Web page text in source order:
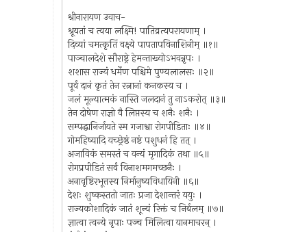
श्रीनारायण उवाच-
श्रूयतां च त्वया लक्ष्मि! पातिव्रत्यपरायणाम् ।
दिव्यां चमत्कृतिं वक्ष्ये पापतापविनाशिनीम् ॥१॥
पाञ्चालदेशे सौराष्ट्रे हेमन्ताख्योऽभवन्नृपः ।
शशास राज्यं धर्मेण पश्चिमे पुण्यलालसः ॥२॥
पूर्वं दानं कृतं तेन रत्नानां कनकस्य च ।
जलं मूल्यात्मकं नास्ति जलदानं तु नाऽकरोत् ॥३॥
तेन दोषेण राज्ञो वै लिप्तस्य च शनैः शनैः ।
सम्पद्धानिर्जायते स्म गजाश्वा रोगपीडिताः ॥४॥
गोमहिष्यादि यच्छ्रेष्ठं नष्टं पशुधनं हि तत् ।
अजाविकं समस्तं च वन्यं मृगादिकं तथा ॥५॥
रोगप्रपीडितं सर्वं विनाशमगमच्छनैः ।
अनावृष्टिरभूत्तस्य निर्मानुष्यविधायिनी ॥६॥
देशः शुष्कस्ततो जातः प्रजा देशान्तरं ययुः ।
राज्यकोशादिकं जातं शून्यं रिक्तं च निर्बलम् ॥७॥
ज्ञात्वा त्वन्ये नृपाः पञ्च मिलित्वा यानमाचरन् ।